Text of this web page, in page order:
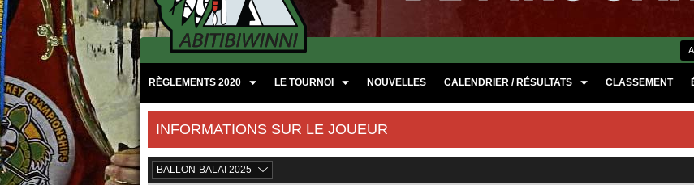
RÈGLEMENTS 2020 LE TOURNOI NOUVELLES CALENDRIER / RÉSULTATS CLASSEMENT
INFORMATIONS SUR LE JOUEUR
BALLON-BALAI 2025